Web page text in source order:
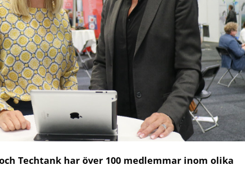
Techtank har över 100 medlemmar inom olika